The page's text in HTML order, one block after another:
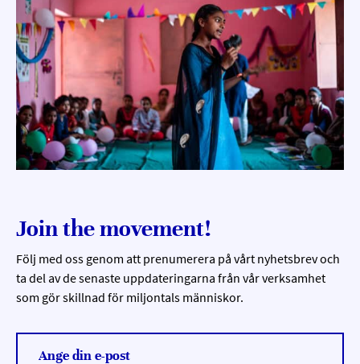
Join the movement!
Följ med oss genom att prenumerera på vårt nyhetsbrev och
ta del av de senaste uppdateringarna från vår verksamhet
som gör skillnad för miljontals människor.